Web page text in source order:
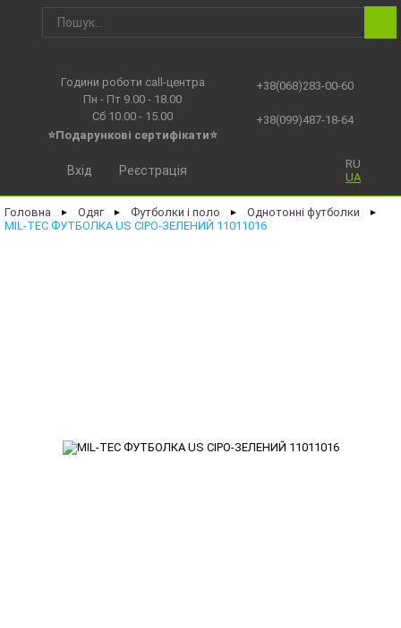
Години роботи call-центра
Пн - Пт 9.00 - 18.00
Сб 10.00 - 15.00
⭐Подарункові сертифікати⭐
+38(068)283-00-60
+38(099)487-18-64
RU
UA
Вхід Реєстрація
Головна ► Одяг ► Футболки і поло ► Однотонні футболки ►
MIL-TEC ФУТБОЛКА US СІРО-ЗЕЛЕНИЙ 11011016